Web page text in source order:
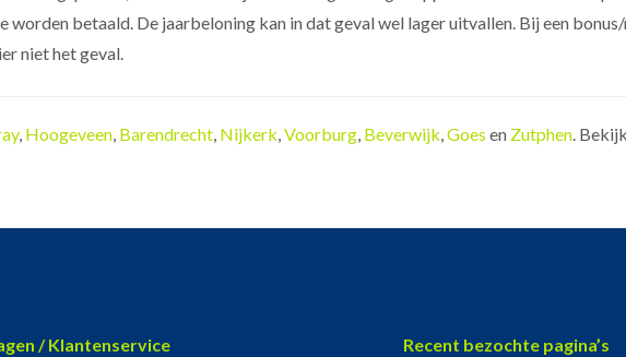
worden betaald. De jaarbeloning kan in dat geval wel lager uitvallen. Bij een
niet het geval.
, Hoogeveen, Barendrecht, Nijkerk,Voorburg, Beverwijk,Goes en Zutphen.
/ Klantenservice Recent bezochte pagina’s